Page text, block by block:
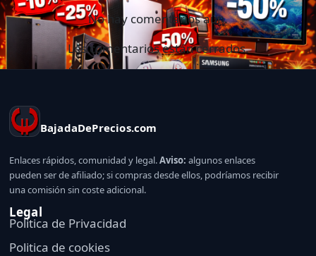
No hay comentarios aún.
Los comentarios están cerrados.
BajadaDePrecios.com
Enlaces rápidos, comunidad y legal.Aviso: algunos enlaces
pueden ser de afiliado; si compras desde ellos, podríamos recibir
una comisión sin coste adicional.
Legal
Politica de Privacidad
Politica de cookies